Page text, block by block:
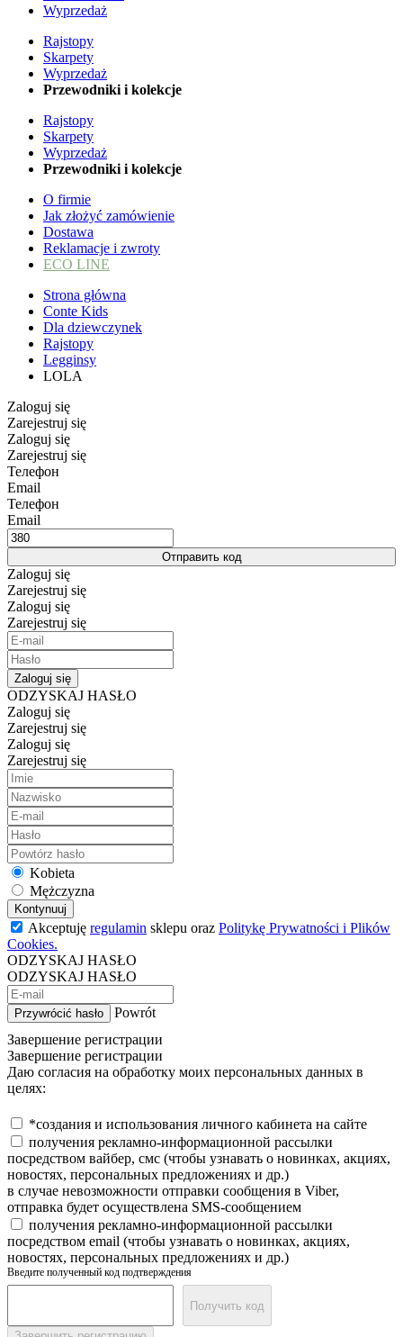
Wyprzedaż
Rajstopy
Skarpety
Wyprzedaż
Przewodniki i kolekcje
Rajstopy
Skarpety
Wyprzedaż
Przewodniki i kolekcje
O firmie
Jak złożyć zamówienie
Dostawa
Reklamacje i zwroty
ECO LINE
Strona główna
Conte Kids
Dla dziewczynek
Rajstopy
Legginsy
LOLA
Zaloguj się
Zarejestruj się
Zaloguj się
Zarejestruj się
Телефон
Email
Телефон
Email
Отправить код
Zaloguj się
Zarejestruj się
Zaloguj się
Zarejestruj się
Zaloguj się
ODZYSKAJ HASŁO
Zaloguj się
Zarejestruj się
Zaloguj się
Zarejestruj się
Kobieta
Mężczyzna
Kontynuuj
Akceptuję regulamin sklepu oraz Politykę Prywatności i Plików
Cookies.
ODZYSKAJ HASŁO
ODZYSKAJ HASŁO
Przywrócić hasło
Powrót
Завершение регистрации
Завершение регистрации
Даю согласия на обработку моих персональных данных в
целях:
*создания и использования личного кабинета на сайте
получения рекламно-информационной рассылки
посредством вайбер, смс (чтобы узнавать о новинках, акциях,
новостях, персональных предложениях и др.)
в случае невозможности отправки сообщения в Viber,
отправка будет осуществлена SMS-сообщением
получения рекламно-информационной рассылки
посредством email (чтобы узнавать о новинках, акциях,
новостях, персональных предложениях и др.)
Введите полученный код подтверждения
Получить код